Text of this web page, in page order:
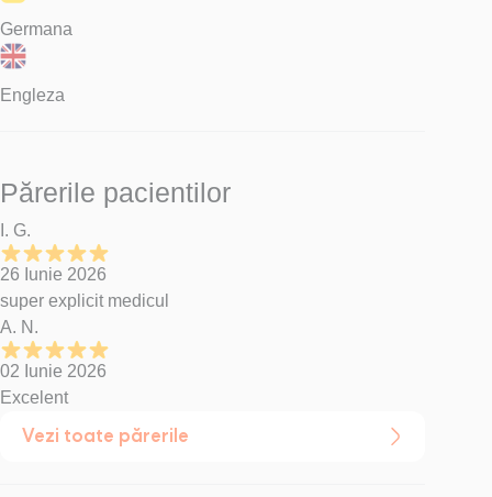
Germana
Engleza
Părerile pacientilor
I. G.
26 Iunie 2026
super explicit medicul
A. N.
02 Iunie 2026
Excelent
Vezi toate părerile